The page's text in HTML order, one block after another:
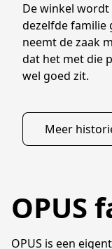
De winkel wordt
dezelfde familie
neemt de zaak
dat het met die
wel goed zit.
Meer
OPUS
OPUS is een